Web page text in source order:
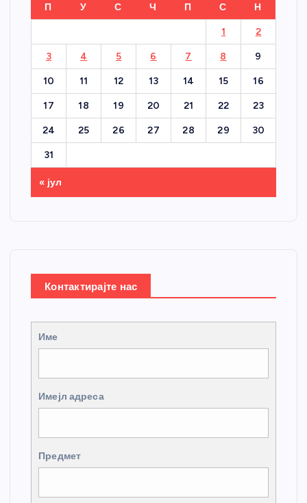
П У С Ч П С Н
1 2
3 4 5 6 7 8 9
10 11 12 13 14 15 16
17 18 19 20 21 22 23
24 25 26 27 28 29 30
31
« јул
Контактирајте нас
Име
Имејл адреса
Предмет